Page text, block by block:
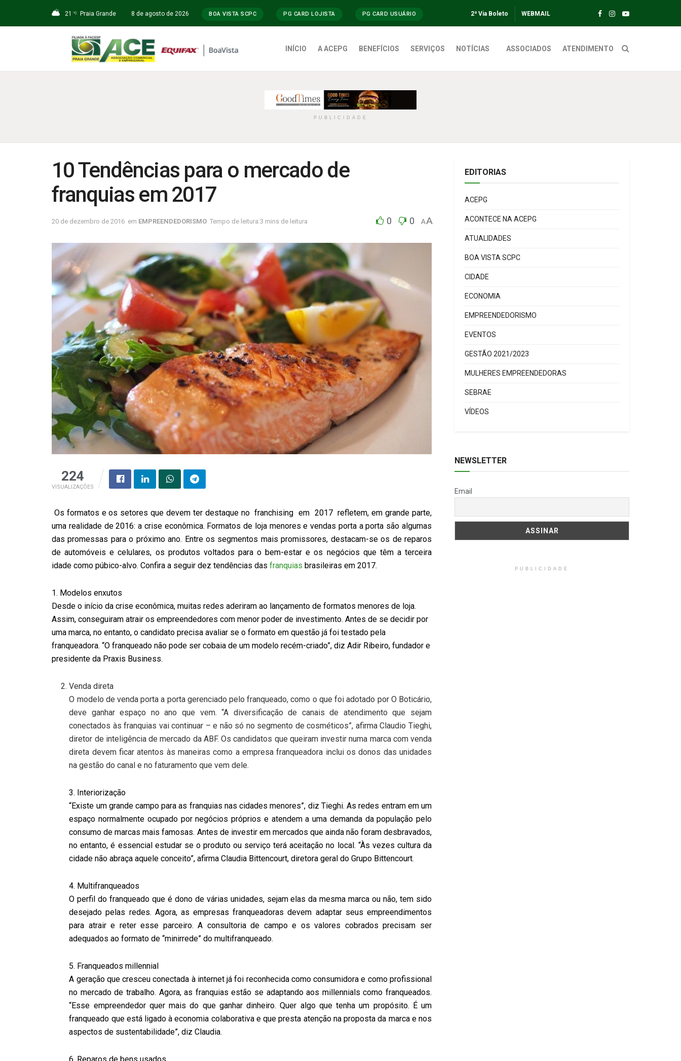
21 °C Praia Grande 8 de agosto de 2026 BOA VISTA SCPC PG CARD LOJISTA PG CARD USUÁRIO 2ª Via Boleto WEBMAIL
INÍCIO A ACEPG BENEFÍCIOS SERVIÇOS NOTÍCIAS ASSOCIADOS ATENDIMENTO
PUBLICIDADE
10 Tendências para o mercado de
franquias em 2017
20 de dezembro de 2016 em EMPREENDEDORISMO Tempo de leitura:3 mins de leitura 0 0 AA
224
VISUALIZAÇÕES
Os formatos e os setores que devem ter destaque no franchising em 2017 refletem, em grande parte,
uma realidade de 2016: a crise econômica. Formatos de loja menores e vendas porta a porta são algumas
das promessas para o próximo ano. Entre os segmentos mais promissores, destacam-se os de reparos
de automóveis e celulares, os produtos voltados para o bem-estar e os negócios que têm a terceira
idade como púbico-alvo. Confira a seguir dez tendências das franquias brasileiras em 2017.
1. Modelos enxutos
Desde o início da crise econômica, muitas redes aderiram ao lançamento de formatos menores de loja.
Assim, conseguiram atrair os empreendedores com menor poder de investimento. Antes de se decidir por
uma marca, no entanto, o candidato precisa avaliar se o formato em questão já foi testado pela
franqueadora. “O franqueado não pode ser cobaia de um modelo recém-criado”, diz Adir Ribeiro, fundador e
presidente da Praxis Business.
Venda direta
O modelo de venda porta a porta gerenciado pelo franqueado, como o que foi adotado por O Boticário,
deve ganhar espaço no ano que vem. “A diversificação de canais de atendimento que sejam
conectados às franquias vai continuar – e não só no segmento de cosméticos”, afirma Claudio Tieghi,
diretor de inteligência de mercado da ABF. Os candidatos que queiram investir numa marca com venda
direta devem ficar atentos às maneiras como a empresa franqueadora inclui os donos das unidades
na gestão do canal e no faturamento que vem dele.
3. Interiorização
“Existe um grande campo para as franquias nas cidades menores”, diz Tieghi. As redes entram em um
espaço normalmente ocupado por negócios próprios e atendem a uma demanda da população pelo
consumo de marcas mais famosas. Antes de investir em mercados que ainda não foram desbravados,
no entanto, é essencial estudar se o produto ou serviço terá aceitação no local. “Às vezes cultura da
cidade não abraça aquele conceito”, afirma Claudia Bittencourt, diretora geral do Grupo Bittencourt.
4. Multifranqueados
O perfil do franqueado que é dono de várias unidades, sejam elas da mesma marca ou não, tem sido
desejado pelas redes. Agora, as empresas franqueadoras devem adaptar seus empreendimentos
para atrair e reter esse parceiro. A consultoria de campo e os valores cobrados precisam ser
adequados ao formato de “minirrede” do multifranqueado.
5. Franqueados millennial
A geração que cresceu conectada à internet já foi reconhecida como consumidora e como profissional
no mercado de trabalho. Agora, as franquias estão se adaptando aos millennials como franqueados.
“Esse empreendedor quer mais do que ganhar dinheiro. Quer algo que tenha um propósito. É um
franqueado que está ligado à economia colaborativa e que presta atenção na proposta da marca e nos
aspectos de sustentabilidade”, diz Claudia.
EDITORIAS
ACEPG
ACONTECE NA ACEPG
ATUALIDADES
BOA VISTA SCPC
CIDADE
ECONOMIA
EMPREENDEDORISMO
EVENTOS
GESTÃO 2021/2023
MULHERES EMPREENDEDORAS
SEBRAE
VÍDEOS
NEWSLETTER
Email
PUBLICIDADE